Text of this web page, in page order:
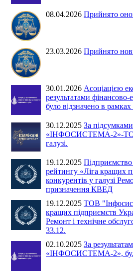
08.04.2026 Прийнято
23.03.2026 Прийнято
30.01.2026 Асоціацією
результатами
було відзначено в
30.12.2025 За
«ІНФОСИСТЕМА-2»-ТОВ
галузі.
19.12.2025
рейтингу «Ліга кращих
конкурентів у галузі
призначення КВЕД
19.12.2025 ТОВ
кращих підприємств
Ремонт і технічне
33.12.
02.10.2025 За
«ІНФОСИСТЕМА-2», було